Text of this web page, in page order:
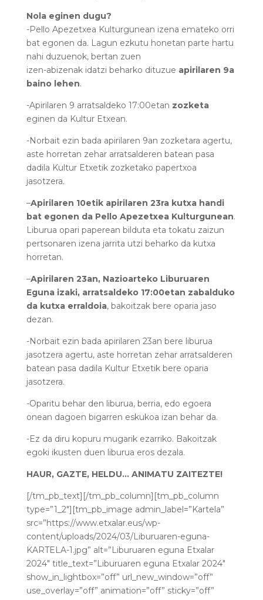
Nola eginen dugu?
-Pello Apezetxea Kulturgunean izena emateko orri
bat egonen da. Lagun ezkutu honetan parte hartu
nahi duzuenok, bertan zuen
izen-abizenak idatzi beharko dituzue apirilaren 9a
baino lehen.
-Apirilaren 9 arratsaldeko 17:00etan zozketa
eginen da Kultur Etxean.
-Norbait ezin bada apirilaren 9an zozketara agertu,
aste horretan zehar arratsalderen batean pasa
dadila Kultur Etxetik zozketako papertxoa
jasotzera.
–Apirilaren 10etik apirilaren 23ra kutxa handi
bat egonen da Pello Apezetxea Kulturgunean.
Liburua opari paperean bilduta eta tokatu zaizun
pertsonaren izena jarrita utzi beharko da kutxa
horretan.
–Apirilaren 23an, Nazioarteko Liburuaren
Eguna izaki, arratsaldeko 17:00etan zabalduko
da kutxa erraldoia, bakoitzak bere oparia jaso
dezan.
-Norbait ezin bada apirilaren 23an bere liburua
jasotzera agertu, aste horretan zehar arratsalderen
batean pasa dadila Kultur Etxetik bere oparia
jasotzera.
-Oparitu behar den liburua, berria, edo egoera
onean dagoen bigarren eskukoa izan behar da.
-Ez da diru kopuru mugarik ezarriko. Bakoitzak
egoki ikusten duen liburua eros dezala.
HAUR, GAZTE, HELDU… ANIMATU ZAITEZTE!
[/tm_pb_text][/tm_pb_column][tm_pb_column
type=”1_2″][tm_pb_image admin_label=”Kartela”
src=”https://www.etxalar.eus/wp-
content/uploads/2024/03/Liburuaren-eguna-
KARTELA-1.jpg” alt=”Liburuaren eguna Etxalar
2024″ title_text=”Liburuaren eguna Etxalar 2024″
show_in_lightbox=”off” url_new_window=”off”
use_overlay=”off” animation=”off” sticky=”off”